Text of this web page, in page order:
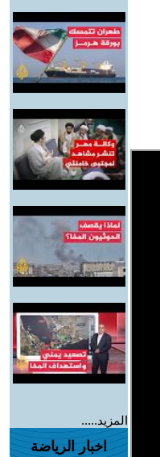
المزيد.....
اخبار الرياضة